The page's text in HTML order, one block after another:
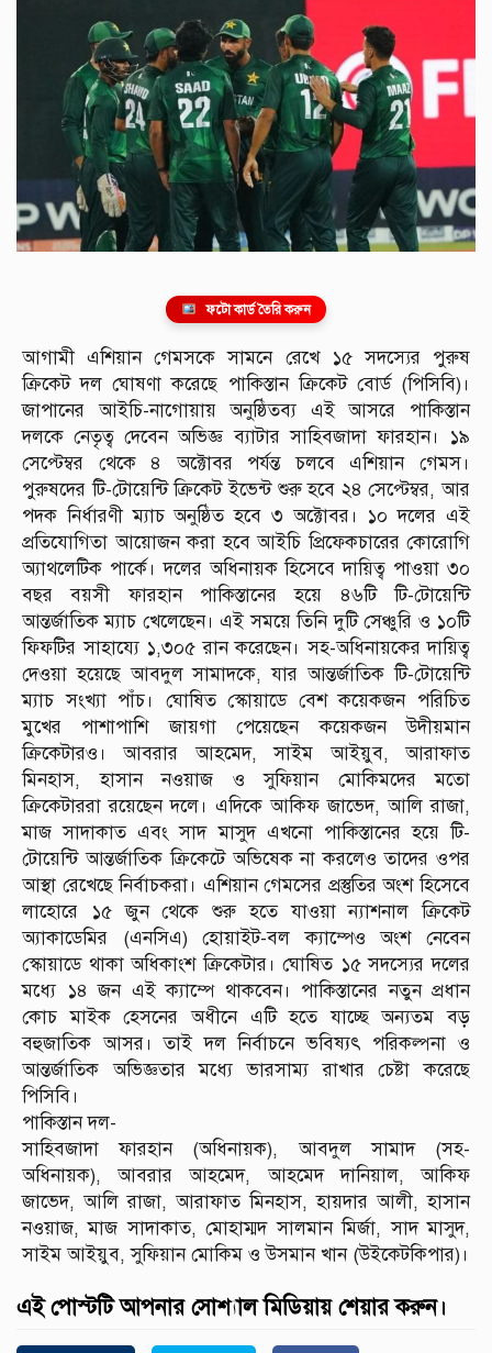
ফটো কার্ড তৈরি করুন
আগামী এশিয়ান গেমসকে সামনে রেখে ১৫ সদস্যের পুরুষ
ক্রিকেট দল ঘোষণা করেছে পাকিস্তান ক্রিকেট বোর্ড (পিসিবি)।
জাপানের আইচি-নাগোয়ায় অনুষ্ঠিতব্য এই আসরে পাকিস্তান
দলকে নেতৃত্ব দেবেন অভিজ্ঞ ব্যাটার সাহিবজাদা ফারহান। ১৯
সেপ্টেম্বর থেকে ৪ অক্টোবর পর্যন্ত চলবে এশিয়ান গেমস।
পুরুষদের টি-টোয়েন্টি ক্রিকেট ইভেন্ট শুরু হবে ২৪ সেপ্টেম্বর, আর
পদক নির্ধারণী ম্যাচ অনুষ্ঠিত হবে ৩ অক্টোবর। ১০ দলের এই
প্রতিযোগিতা আয়োজন করা হবে আইচি প্রিফেকচারের কোরোগি
অ্যাথলেটিক পার্কে। দলের অধিনায়ক হিসেবে দায়িত্ব পাওয়া ৩০
বছর বয়সী ফারহান পাকিস্তানের হয়ে ৪৬টি টি-টোয়েন্টি
আন্তর্জাতিক ম্যাচ খেলেছেন। এই সময়ে তিনি দুটি সেঞ্চুরি ও ১০টি
ফিফটির সাহায্যে ১,৩০৫ রান করেছেন। সহ-অধিনায়কের দায়িত্ব
দেওয়া হয়েছে আবদুল সামাদকে, যার আন্তর্জাতিক টি-টোয়েন্টি
ম্যাচ সংখ্যা পাঁচ। ঘোষিত স্কোয়াডে বেশ কয়েকজন পরিচিত
মুখের পাশাপাশি জায়গা পেয়েছেন কয়েকজন উদীয়মান
ক্রিকেটারও। আবরার আহমেদ, সাইম আইয়ুব, আরাফাত
মিনহাস, হাসান নওয়াজ ও সুফিয়ান মোকিমদের মতো
ক্রিকেটাররা রয়েছেন দলে। এদিকে আকিফ জাভেদ, আলি রাজা,
মাজ সাদাকাত এবং সাদ মাসুদ এখনো পাকিস্তানের হয়ে টি-
টোয়েন্টি আন্তর্জাতিক ক্রিকেটে অভিষেক না করলেও তাদের ওপর
আস্থা রেখেছে নির্বাচকরা। এশিয়ান গেমসের প্রস্তুতির অংশ হিসেবে
লাহোরে ১৫ জুন থেকে শুরু হতে যাওয়া ন্যাশনাল ক্রিকেট
অ্যাকাডেমির (এনসিএ) হোয়াইট-বল ক্যাম্পেও অংশ নেবেন
স্কোয়াডে থাকা অধিকাংশ ক্রিকেটার। ঘোষিত ১৫ সদস্যের দলের
মধ্যে ১৪ জন এই ক্যাম্পে থাকবেন। পাকিস্তানের নতুন প্রধান
কোচ মাইক হেসনের অধীনে এটি হতে যাচ্ছে অন্যতম বড়
বহুজাতিক আসর। তাই দল নির্বাচনে ভবিষ্যৎ পরিকল্পনা ও
আন্তর্জাতিক অভিজ্ঞতার মধ্যে ভারসাম্য রাখার চেষ্টা করেছে
পিসিবি।
পাকিস্তান দল-
সাহিবজাদা ফারহান (অধিনায়ক), আবদুল সামাদ (সহ-
অধিনায়ক), আবরার আহমেদ, আহমেদ দানিয়াল, আকিফ
জাভেদ, আলি রাজা, আরাফাত মিনহাস, হায়দার আলী, হাসান
নওয়াজ, মাজ সাদাকাত, মোহাম্মদ সালমান মির্জা, সাদ মাসুদ,
সাইম আইয়ুব, সুফিয়ান মোকিম ও উসমান খান (উইকেটকিপার)।
এই পোস্টটি আপনার সোশ্যাল মিডিয়ায় শেয়ার করুন।